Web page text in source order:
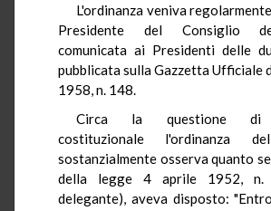
L'ordinanza veniva
Presidente del Consiglio
comunicata ai Presidenti delle
pubblicata sulla Gazzetta Ufficiale
1958, n. 148.
Circa la questione di
costituzionale l'ordinanza
sostanzialmente osserva quanto
della legge 4 aprile 1952, n.
delegante), aveva disposto: